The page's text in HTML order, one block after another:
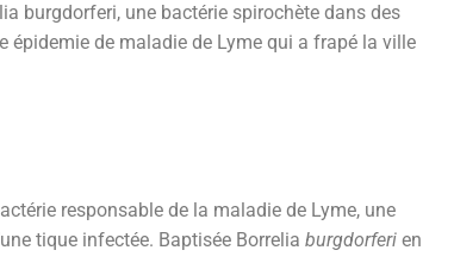
burgdorferi, une bactérie spirochète dans des
épidemie de maladie de Lyme qui a frapé la ville
responsable de la maladie de Lyme, une
tique infectée. Baptisée Borrelia burgdorferi en